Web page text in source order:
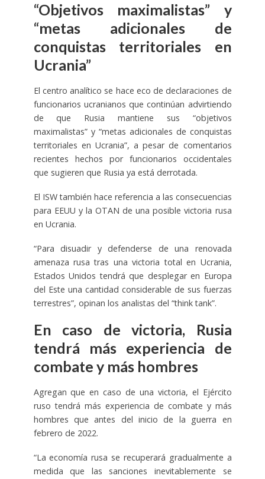
“Objetivos maximalistas” y
“metas adicionales de
conquistas territoriales en
Ucrania”
El centro analítico se hace eco de declaraciones de
funcionarios ucranianos que continúan advirtiendo
de que Rusia mantiene sus “objetivos
maximalistas” y “metas adicionales de conquistas
territoriales en Ucrania”, a pesar de comentarios
recientes hechos por funcionarios occidentales
que sugieren que Rusia ya está derrotada.
El ISW también hace referencia a las consecuencias
para EEUU y la OTAN de una posible victoria rusa
en Ucrania.
“Para disuadir y defenderse de una renovada
amenaza rusa tras una victoria total en Ucrania,
Estados Unidos tendrá que desplegar en Europa
del Este una cantidad considerable de sus fuerzas
terrestres”, opinan los analistas del “think tank”.
En caso de victoria, Rusia
tendrá más experiencia de
combate y más hombres
Agregan que en caso de una victoria, el Ejército
ruso tendrá más experiencia de combate y más
hombres que antes del inicio de la guerra en
febrero de 2022.
“La economía rusa se recuperará gradualmente a
medida que las sanciones inevitablemente se